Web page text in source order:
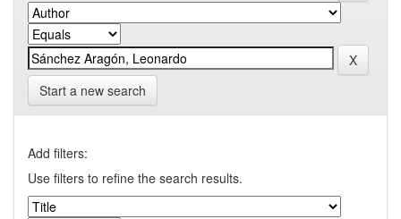
Start a new search
Add filters:
Use filters to refine the search results.